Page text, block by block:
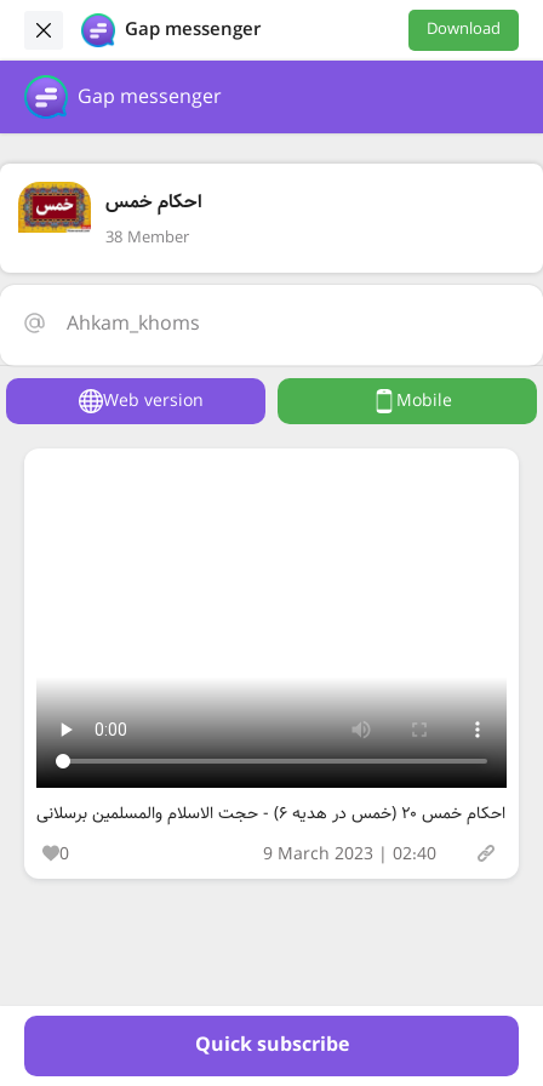
Gap messenger Download
Gap messenger
احکام خمس
38 Member
Ahkam_khoms
Quick subscribe
Web version Mobile
احکام خمس ۲۰ (خمس در هدیه ۶) - حجت الاسلام والمسلمین برسلانی
0
9 March 2023 | 02:40